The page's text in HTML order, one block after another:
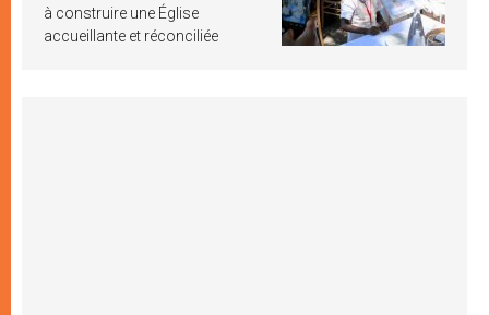
à construire une Église
accueillante et réconciliée